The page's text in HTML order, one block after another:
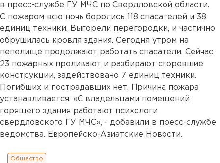
в пресс-службе ГУ МЧС по Свердловской области.
С пожаром всю ночь боролись 118 спасателей и 38
единиц техники. Выгорели перегородки, и частично
обрушилась кровля здания. Сегодня утром на
пепелище продолжают работать спасатели. Сейчас
23 пожарных проливают и разбирают сгоревшие
конструкции, задействовано 7 единиц техники.
Погибших и пострадавших нет. Причина пожара
устанавливается. «С владельцами помещений
горящего здания работают психологи
свердловского ГУ МЧС», - добавили в пресс-службе
ведомства. Европейско-Азиатские Новости.
Общество